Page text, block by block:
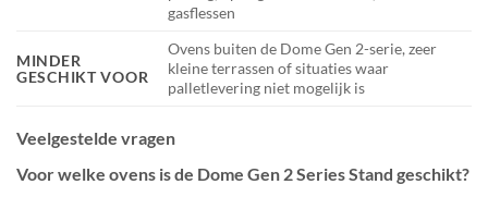
gasflessen
MINDER
GESCHIKT VOOR
Ovens buiten de Dome Gen 2-serie, zeer
kleine terrassen of situaties waar
palletlevering niet mogelijk is
Veelgestelde vragen
Voor welke ovens is de Dome Gen 2 Series Stand geschikt?